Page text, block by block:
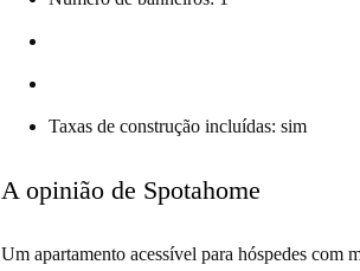
Taxas de construção incluídas: sim
A opinião de Spotahome
Um apartamento acessível para hóspedes com